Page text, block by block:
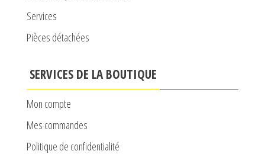
Services
Pièces détachées
SERVICES DE LA BOUTIQUE
Mon compte
Mes commandes
Politique de confidentialité